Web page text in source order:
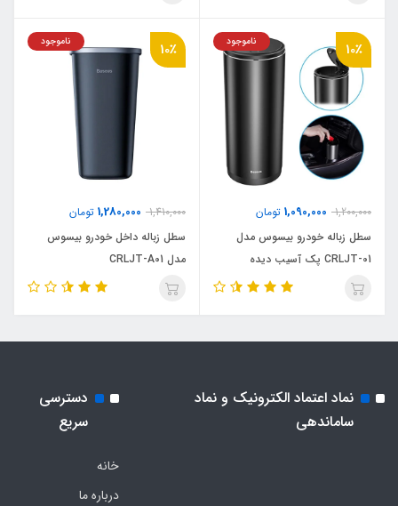
10٪
1,200,000
1,090,000 تومان
ناموجود
سطل زباله خودرو بیسوس مدل
CRLJT-01 پک آسیب دیده
10٪
1,410,000
1,280,000 تومان
ناموجود
سطل زباله داخل خودرو بیسوس
مدل CRLJT-A01
نماد اعتماد الکترونیک و نماد
ساماندهی
دسترسی
سریع
خانه
درباره ما